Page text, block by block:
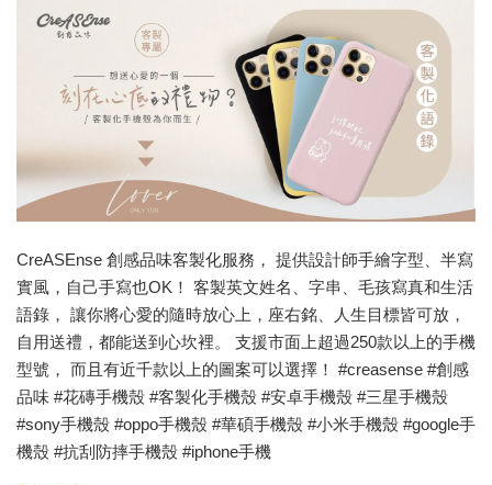
CreASEnse 創感品味客製化服務， 提供設計師手繪字型、半寫
實風，自己手寫也OK！ 客製英文姓名、字串、毛孩寫真和生活
語錄， 讓你將心愛的隨時放心上，座右銘、人生目標皆可放，
自用送禮，都能送到心坎裡。 支援市面上超過250款以上的手機
型號， 而且有近千款以上的圖案可以選擇！ #creasense #創感
品味 #花磚手機殼 #客製化手機殼 #安卓手機殼 #三星手機殼
#sony手機殼 #oppo手機殼 #華碩手機殼 #小米手機殼 #google手
機殼 #抗刮防摔手機殼 #iphone手機